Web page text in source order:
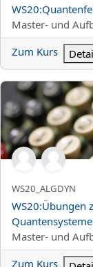
Kursname
Kursbereich
Master- und
Zum Kurs
WS20:Übungen zu
Kurzer Kursname
WS20_ALGDYN
Kursname
WS20:Übungen
Kursbereich
Master- und
Zum Kurs